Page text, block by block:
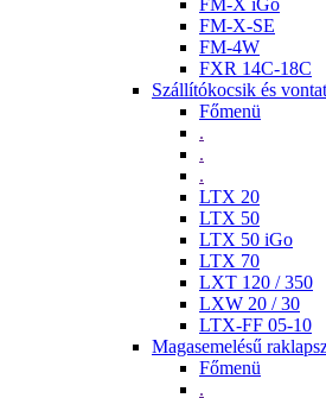
FM-X iGo
FM-X-SE
FM-4W
FXR 14C-18C
Szállítókocsik és
Főmenü
.
.
.
LTX 20
LTX 50
LTX 50 iGo
LTX 70
LXT 120 / 350
LXW 20 / 30
LTX-FF 05-10
Magasemelésű
Főmenü
.